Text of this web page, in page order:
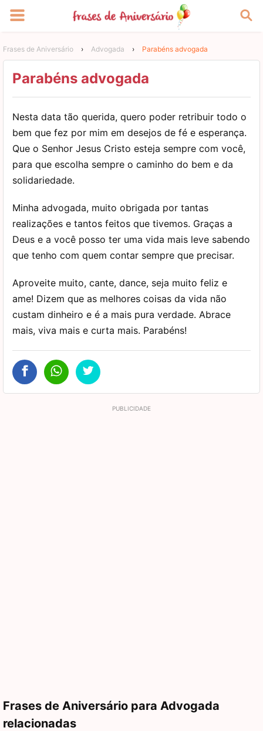
Frases de Aniversário › Advogada › Parabéns advogada
Parabéns advogada
Nesta data tão querida, quero poder retribuir todo o
bem que fez por mim em desejos de fé e esperança.
Que o Senhor Jesus Cristo esteja sempre com você,
para que escolha sempre o caminho do bem e da
solidariedade.
Minha advogada, muito obrigada por tantas
realizações e tantos feitos que tivemos. Graças a
Deus e a você posso ter uma vida mais leve sabendo
que tenho com quem contar sempre que precisar.
Aproveite muito, cante, dance, seja muito feliz e
ame! Dizem que as melhores coisas da vida não
custam dinheiro e é a mais pura verdade. Abrace
mais, viva mais e curta mais. Parabéns!
Frases de Aniversário para Advogada
relacionadas